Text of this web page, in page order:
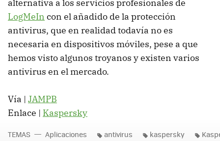
alternativa a los servicios profesionales de
LogMeIn con el añadido de la protección
antivirus, que en realidad todavía no es
necesaria en dispositivos móviles, pese a que
hemos visto algunos troyanos y existen varios
antivirus en el mercado.
Vía | JAMPB
Enlace | Kaspersky
TEMAS Aplicaciones antivirus kaspersky